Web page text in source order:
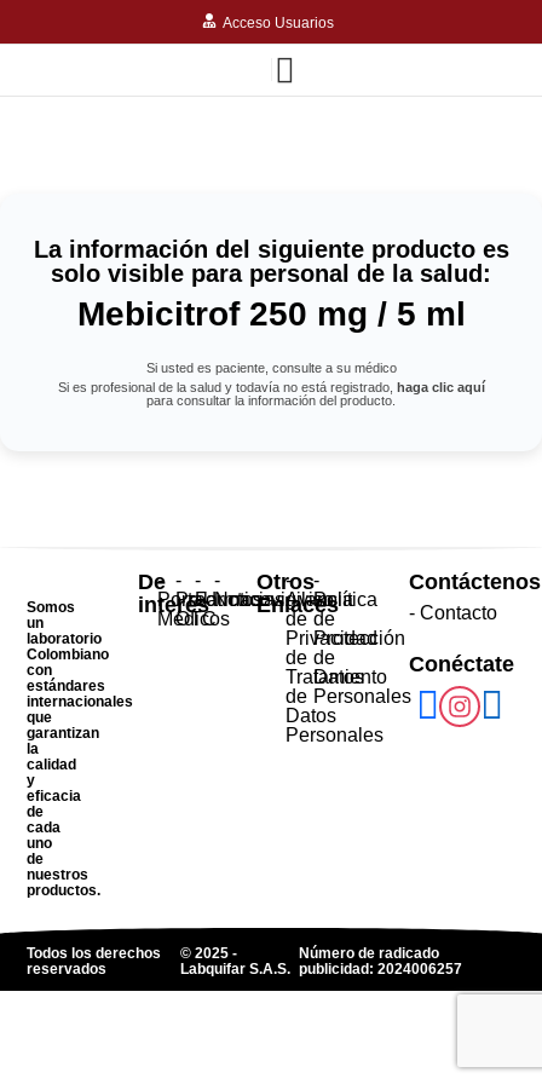
Acceso Usuarios
La información del siguiente producto es
solo visible para personal de la salud:
Mebicitrof 250 mg / 5 ml
Si usted es paciente, consulte a su médico
Si es profesional de la salud y todavía no está registrado, haga clic aquí
para consultar la información del producto.
Somos
un
laboratorio
Colombiano
con
estándares
internacionales
que
garantizan
la
calidad
y
eficacia
de
cada
uno
de
nuestros
productos.
De
interés
-
Portal
Médicos
-
Productos
OTC
-
Farmacovigilancia
-
Noticias
Otros
Enlaces
-
Aviso
de
Privacidad
de
Tratamiento
de
Datos
Personales
-
Política
de
Protección
de
Datos
Personales
Contáctenos
- Contacto
Conéctate
Todos los derechos
reservados
© 2025 -
Labquifar S.A.S.
Número de radicado
publicidad: 2024006257